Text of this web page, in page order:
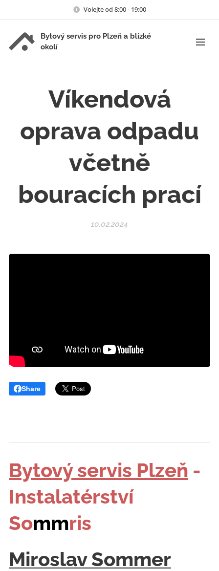
Volejte od 8:00 - 19:00
Bytový servis pro Plzeň a blízké
okolí
Víkendová
oprava odpadu
včetně
bouracích prací
10.02.2024
Share
Bytový servis Plzeň -
Instalatérství
Sommris
Miroslav Sommer